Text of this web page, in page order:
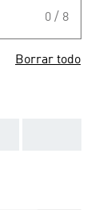
0 / 8
Borrar todo